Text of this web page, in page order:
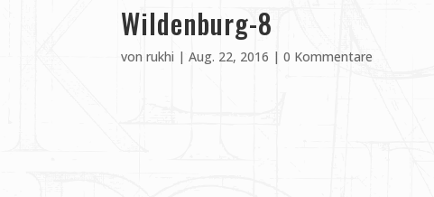
Wildenburg-8
vonrukhi |Aug. 22, 2016 |0 Kommentare